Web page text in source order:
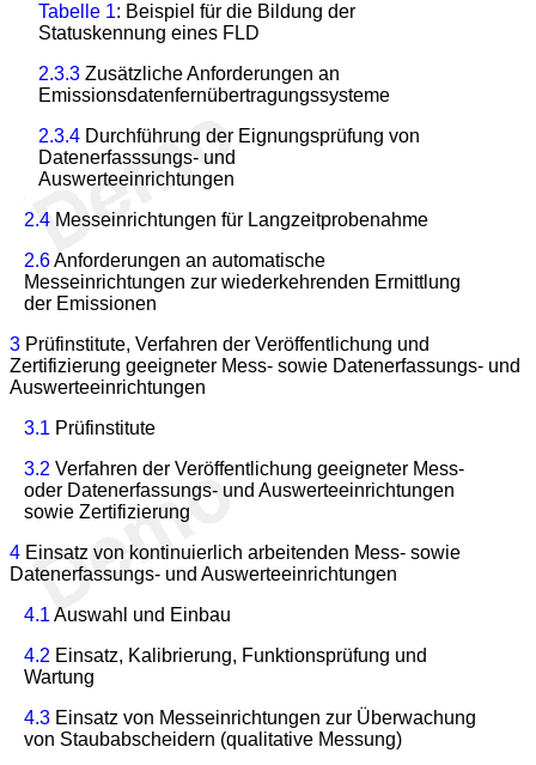
Tabelle 1: Beispiel für die Bildung der
Statuskennung eines FLD
2.3.3 Zusätzliche Anforderungen an
Emissionsdatenfernübertragungssysteme
2.3.4 Durchführung der Eignungsprüfung von
Datenerfasssungs- und
Auswerteeinrichtungen
2.4 Messeinrichtungen für Langzeitprobenahme
2.6Anforderungen an automatische
Messeinrichtungen zur wiederkehrenden Ermittlung
der Emissionen
3 Prüfinstitute, Verfahren der Veröffentlichung und
Zertifizierung geeigneter Mess- sowie Datenerfassungs- und
Auswerteeinrichtungen
3.1 Prüfinstitute
3.2 Verfahren der Veröffentlichung geeigneter Mess-
oder Datenerfassungs- und Auswerteeinrichtungen
sowie Zertifizierung
4 Einsatz von kontinuierlich arbeitenden Mess- sowie
Datenerfassungs- und Auswerteeinrichtungen
4.1 Auswahl und Einbau
4.2 Einsatz, Kalibrierung, Funktionsprüfung und
Wartung
4.3 Einsatz von Messeinrichtungen zur Überwachung
von Staubabscheidern (qualitative Messung)